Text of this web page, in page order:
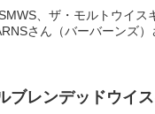
、ザ・モルトウイス
さん（バーバーンズ
ブレンデッドウイ